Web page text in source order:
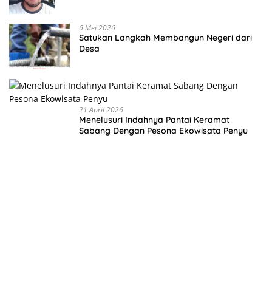
6 Mei 2026
Satukan Langkah Membangun Negeri dari
Desa
21 April 2026
Menelusuri Indahnya Pantai Keramat
Sabang Dengan Pesona Ekowisata Penyu